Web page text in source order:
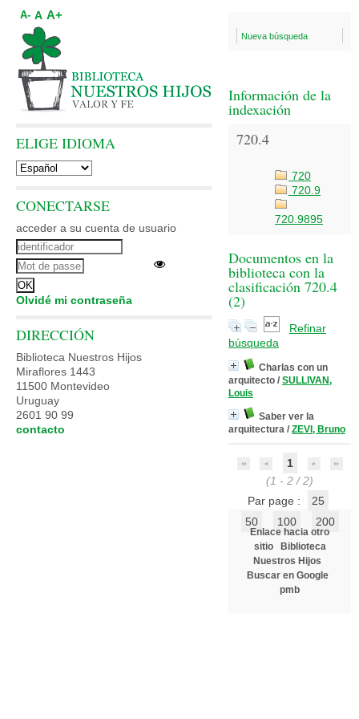
Nueva búsqueda
Información de la
indexación
720.4
720
720.9
720.9895
Documentos en la
biblioteca con la
clasificación 720.4
(2)
Refinar
búsqueda
Charlas con un
arquitecto / SULLIVAN,
Louis
Saber ver la
arquitectura / ZEVI, Bruno
1
(1 - 2 / 2)
Par page :
25
50
100 200
Enlace hacia otro
sitio
Biblioteca
Nuestros Hijos
Buscar en Google
pmb
A- A A+
ELIGE IDIOMA
CONECTARSE
acceder a su cuenta de usuario
Olvidé mi contraseña
DIRECCIÓN
Biblioteca Nuestros Hijos
Miraflores 1443
11500 Montevideo
Uruguay
2601 90 99
contacto